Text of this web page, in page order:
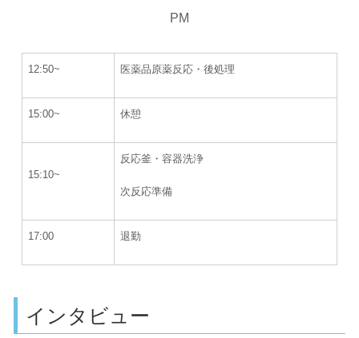
PM
12:50~ 医薬品原薬反応・後処理
15:00~ 休憩
15:10~
反応釜・容器洗浄
次反応準備
17:00 退勤
インタビュー